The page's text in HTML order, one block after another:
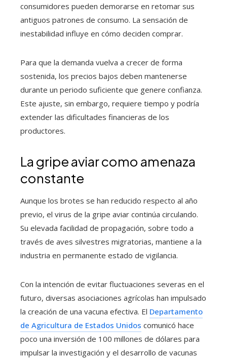
consumidores pueden demorarse en retomar sus
antiguos patrones de consumo. La sensación de
inestabilidad influye en cómo deciden comprar.
Para que la demanda vuelva a crecer de forma
sostenida, los precios bajos deben mantenerse
durante un periodo suficiente que genere confianza.
Este ajuste, sin embargo, requiere tiempo y podría
extender las dificultades financieras de los
productores.
La gripe aviar como amenaza
constante
Aunque los brotes se han reducido respecto al año
previo, el virus de la gripe aviar continúa circulando.
Su elevada facilidad de propagación, sobre todo a
través de aves silvestres migratorias, mantiene a la
industria en permanente estado de vigilancia.
Con la intención de evitar fluctuaciones severas en el
futuro, diversas asociaciones agrícolas han impulsado
la creación de una vacuna efectiva. El Departamento
de Agricultura de Estados Unidos comunicó hace
poco una inversión de 100 millones de dólares para
impulsar la investigación y el desarrollo de vacunas